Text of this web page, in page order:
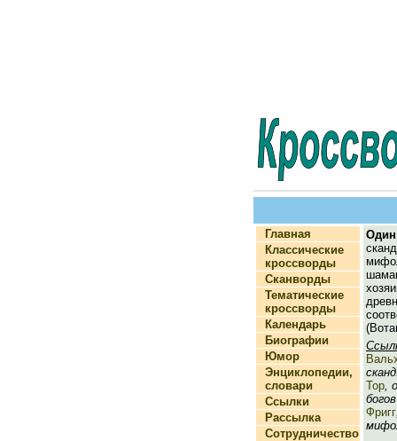
Главная
Классические
кроссворды
Сканворды
Тематические
кроссворды
Календарь
Биографии
Юмор
Энциклопедии,
словари
Ссылки
Рассылка
Сотрудничество
Один
Тор,
Фригг